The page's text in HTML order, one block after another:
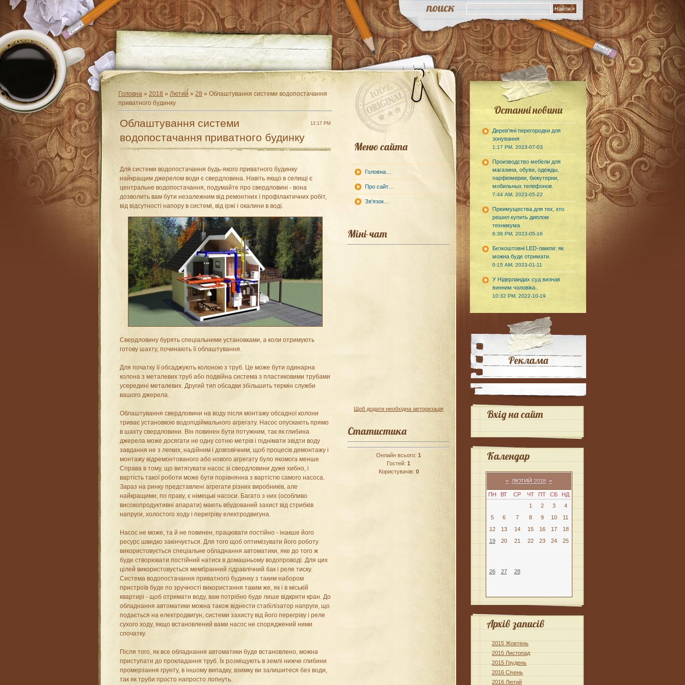
Головна » 2018 » Лютий » 28 » Облаштування системи водопостачання
приватного будинку
12:17 PM
Облаштування системи
водопостачання приватного будинку
Для системи водопостачання будь-якого приватного будинку
найкращим джерелом води є свердловина. Навіть якщо в селищі є
центральне водопостачання, подумайте про свердловині - вона
дозволить вам бути незалежним від ремонтних і профілактичних робіт,
від відсутності напору в системі, від іржі і окалини в воді.
Свердловину бурять спеціальними установками, а коли отримують
готову шахту, починають її облаштування.
Для початку її обсаджують колоною з труб. Це може бути одинарна
колона з металевих труб або подвійна система з пластиковими трубами
усередині металевих. Другий тип обсадки збільшить термін служби
вашого джерела.
Облаштування свердловини на воду після монтажу обсадної колони
триває установкою водопідіймального агрегату. Насос опускають прямо
в шахту свердловини. Він повинен бути потужним, так як глибина
джерела може досягати не одну сотню метрів і піднімати звідти воду
завдання не з легких, надійним і довговічним, щоб процесів демонтажу і
монтажу відремонтованого або нового агрегату було якомога менше.
Справа в тому, що витягувати насос зі свердловини дуже хибно, і
вартість такої роботи може бути порівнянна з вартістю самого насоса.
Зараз на ринку представлені агрегати різних виробників, але
найкращими, по праву, є німецькі насоси. Багато з них (особливо
високопродуктивні апарати) мають вбудований захист від стрибків
напруги, холостого ходу і перегріву електродвигуна.
Насос не може, та й не повинен, працювати постійно - інакше його
ресурс швидко закінчується. Для того щоб оптимізувати його роботу
використовується спеціальне обладнання автоматики, яке до того ж
буде створювати постійний натиск в домашньому водопроводі. Для цих
цілей використовується мембранний гідравлічний бак і реле тиску.
Система водопостачання приватного будинку з таким набором
пристроїв буде по зручності використання таким же, як і в міській
квартирі - щоб отримати воду, вам потрібно буде лише відкрити кран. До
обладнання автоматики можна також віднести стабілізатор напруги, що
подається на електродвигун, системи захисту від його перегріву і реле
сухого ходу, якщо встановлений вами насос не споряджений ними
спочатку.
Після того, як все обладнання автоматики буде встановлено, можна
приступати до прокладання труб. Їх розміщують в землі нижче глибини
промерзання грунту, в іншому випадку, взимку ви залишитеся без води,
так як труби просто напросто лопнуть.
Меню сайта
Головна…
Про сайт…
Зв'язок…
Міні-чат
Щоб додати необхідна авторизація
Статистика
Онлайн всього: 1
Гостей: 1
Користувачів: 0
Останні новини
Дерев'яні перегородки для
зонування
1:17 PM, 2023-07-03
Производство мебели для
магазина, обуви, одежды,
парфюмерии, бижутерии,
мобильных телефонов.
7:44 AM, 2023-05-22
Преимущества для тех, кто
решил купить диплом
техникума
6:38 PM, 2023-05-16
Безкоштовні LED-лампи: як
можна буде отримати.
0:15 AM, 2023-01-11
У Нідерландах суд визнав
винним чоловіка..
10:32 PM, 2022-10-19
Реклама
Вхід на сайт
Календар
« ЛЮТИЙ 2018 »
ПН ВТ СР ЧТ ПТ СБ
НД
1
2 3
4
5
6 7 8 9 10
11
12
13 14 15 16 17
18
19
20 21 22 23 24 25
26 27 28
Архів записів
2015 Жовтень
2015 Листопад
2015 Грудень
2016 Січень
2016 Лютий